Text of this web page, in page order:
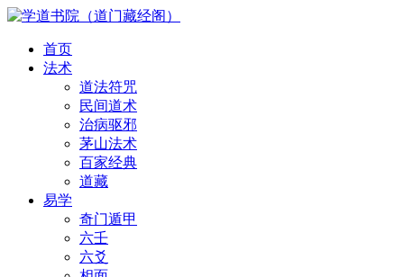
首页
法术
道法符咒
民间道术
治病驱邪
茅山法术
百家经典
道藏
易学
奇门遁甲
六壬
六爻